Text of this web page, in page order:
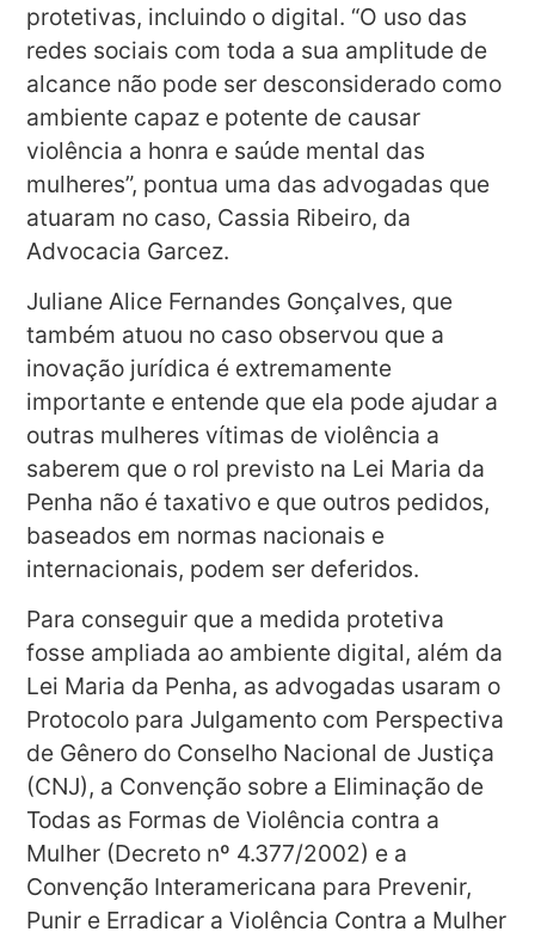
protetivas, incluindo o digital. “O uso das
redes sociais com toda a sua amplitude de
alcance não pode ser desconsiderado como
ambiente capaz e potente de causar
violência a honra e saúde mental das
mulheres”, pontua uma das advogadas que
atuaram no caso, Cassia Ribeiro, da
Advocacia Garcez.
Juliane Alice Fernandes Gonçalves, que
também atuou no caso observou que a
inovação jurídica é extremamente
importante e entende que ela pode ajudar a
outras mulheres vítimas de violência a
saberem que o rol previsto na Lei Maria da
Penha não é taxativo e que outros pedidos,
baseados em normas nacionais e
internacionais, podem ser deferidos.
Para conseguir que a medida protetiva
fosse ampliada ao ambiente digital, além da
Lei Maria da Penha, as advogadas usaram o
Protocolo para Julgamento com Perspectiva
de Gênero do Conselho Nacional de Justiça
(CNJ), a Convenção sobre a Eliminação de
Todas as Formas de Violência contra a
Mulher (Decreto nº 4.377/2002) e a
Convenção Interamericana para Prevenir,
Punir e Erradicar a Violência Contra a Mulher